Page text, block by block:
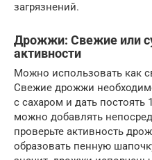
загрязнений.
Дрожжи: Свежие или
активности
Можно использовать как
Свежие дрожжи
с сахаром и дать
можно добавлять
проверьте активность
образовать пенную